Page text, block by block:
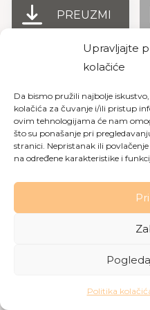
Upravljajte
kolačiće
Da bismo pružili najbolje
kolačića za čuvanje i/ili pristup
ovim tehnologijama će nam
što su ponašanje pri
stranici. Nepristanak ili
na određene karakteristike i
Politika
PREUZMI
privatnosti |
Made with